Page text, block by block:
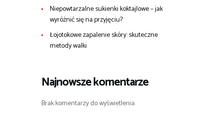
Niepowtarzalne sukienki koktajlowe – jak
wyróżnić się na przyjęciu?
Łojotokowe zapalenie skóry: skuteczne
metody walki
Najnowsze komentarze
Brak komentarzy do wyświetlenia.